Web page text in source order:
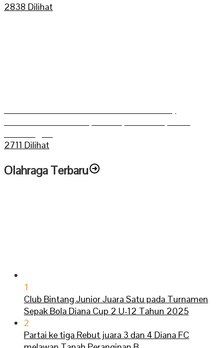
2838 Dilihat
2711 Dilihat
Olahraga Terbaru
1
Club Bintang Junior Juara Satu pada Turnamen
Sepak Bola Diana Cup 2 U-12 Tahun 2025
2
Partai ke tiga Rebut juara 3 dan 4 Diana FC